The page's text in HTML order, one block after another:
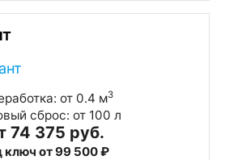
от 0.4 м3
сброс: от 100 л
74 375 руб.
ключ от 99 500 ₽